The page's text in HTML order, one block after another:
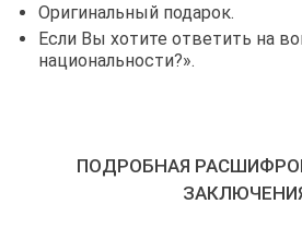
Оригинальный подарок.
Если Вы хотите ответить на
национальности?».
ПОДРОБНАЯ